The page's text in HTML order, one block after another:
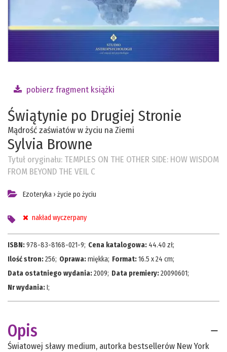
pobierz fragment książki
Świątynie po Drugiej Stronie
Mądrość zaświatów w życiu na Ziemi
Sylvia Browne
Tytuł oryginału: TEMPLES ON THE OTHER SIDE: HOW WISDOM
FROM BEYOND THE VEIL C
Ezoteryka › życie po życiu
nakład wyczerpany
ISBN:978-83-8168-021-9; Cena katalogowa: 44.40 zł;
Ilość stron:256; Oprawa:miękka; Format:16.5 x 24 cm;
Data ostatniego wydania:2009; Data premiery:20090601;
Nr wydania:I;
Opis
Światowej sławy medium, autorka bestsellerów New York